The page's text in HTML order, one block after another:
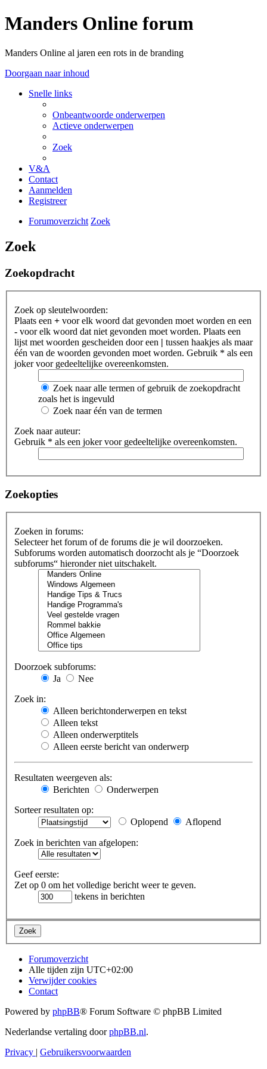
Manders Online forum
Manders Online al jaren een rots in de branding
Doorgaan naar inhoud
Snelle links
Onbeantwoorde onderwerpen
Actieve onderwerpen
Zoek
V&A
Contact
Aanmelden
Registreer
Forumoverzicht Zoek
Zoek
Zoekopdracht
Zoek op sleutelwoorden:
Plaats een + voor elk woord dat gevonden moet worden en een
- voor elk woord dat niet gevonden moet worden. Plaats een
lijst met woorden gescheiden door een | tussen haakjes als maar
één van de woorden gevonden moet worden. Gebruik * als een
joker voor gedeeltelijke overeenkomsten.
Zoek naar alle termen of gebruik de zoekopdracht
zoals het is ingevuld
Zoek naar één van de termen
Zoek naar auteur:
Gebruik * als een joker voor gedeeltelijke overeenkomsten.
Zoekopties
Zoeken in forums:
Selecteer het forum of de forums die je wil doorzoeken.
Subforums worden automatisch doorzocht als je “Doorzoek
subforums“ hieronder niet uitschakelt.
Doorzoek subforums:
Ja
Nee
Zoek in:
Alleen berichtonderwerpen en tekst
Alleen tekst
Alleen onderwerptitels
Alleen eerste bericht van onderwerp
Resultaten weergeven als:
Berichten
Onderwerpen
Sorteer resultaten op:
Oplopend
Aflopend
Zoek in berichten van afgelopen:
Geef eerste:
Zet op 0 om het volledige bericht weer te geven.
tekens in berichten
Forumoverzicht
Alle tijden zijn UTC+02:00
Verwijder cookies
Contact
Powered by phpBB® Forum Software © phpBB Limited
Nederlandse vertaling doorphpBB.nl.
Privacy | Gebruikersvoorwaarden